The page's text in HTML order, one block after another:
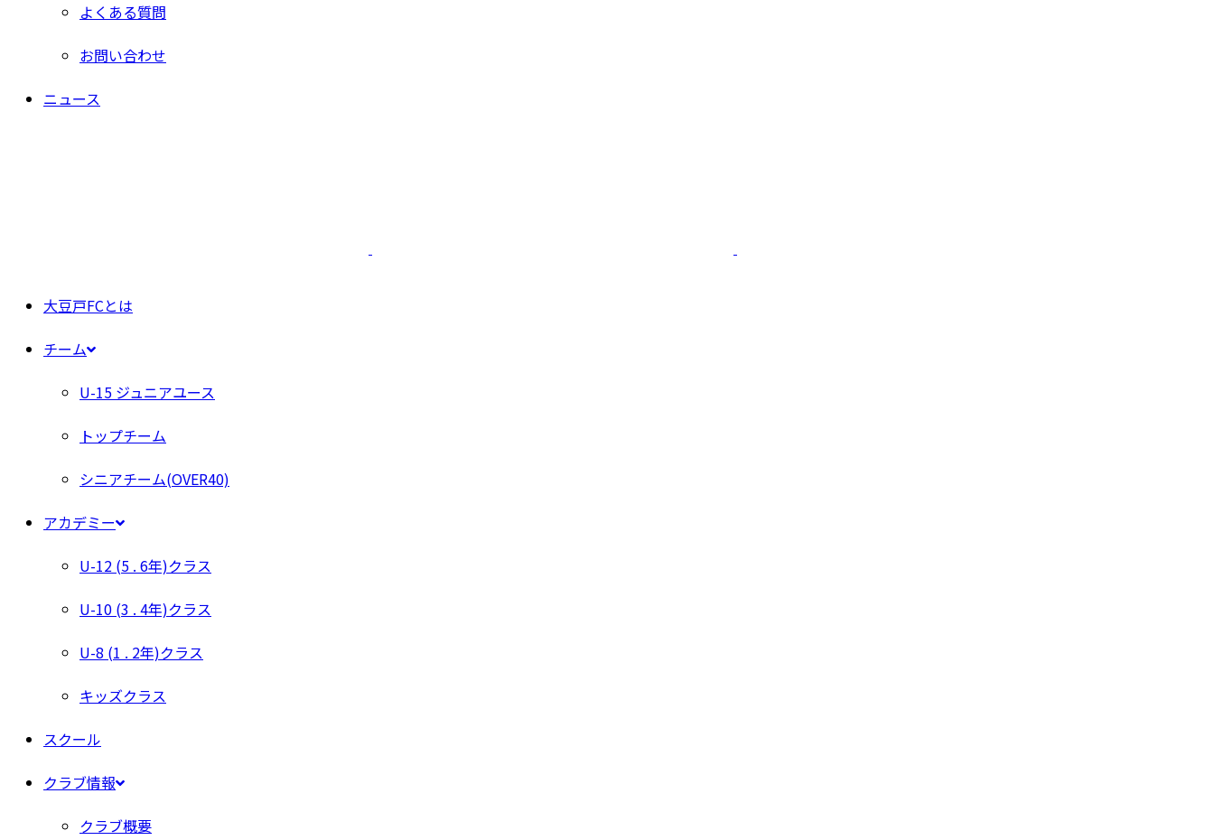
よくある質問
お問い合わせ
ニュース
大豆戸FCとは
チーム
U-15 ジュニアユース
トップチーム
シニアチーム(OVER40)
アカデミー
U-12 (5 . 6年)クラス
U-10 (3 . 4年)クラス
U-8 (1 . 2年)クラス
キッズクラス
スクール
クラブ情報
クラブ概要